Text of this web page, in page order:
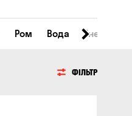
Ром Вода
ФІЛЬТР